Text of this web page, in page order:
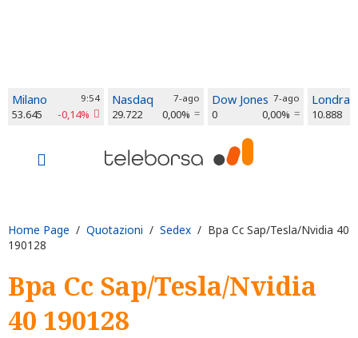
Milano 9:54
53.645 -0,14%
Nasdaq 7-ago
29.722 0,00%
Dow Jones 7-ago
0 0,00%
Londra
10.888
Home Page / Quotazioni / Sedex / Bpa Cc Sap/Tesla/Nvidia 40
190128
Bpa Cc Sap/Tesla/Nvidia
40 190128